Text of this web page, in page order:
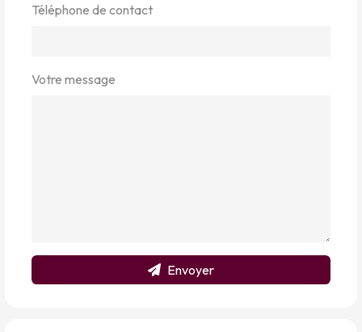
Téléphone de contact
Votre message
Envoyer